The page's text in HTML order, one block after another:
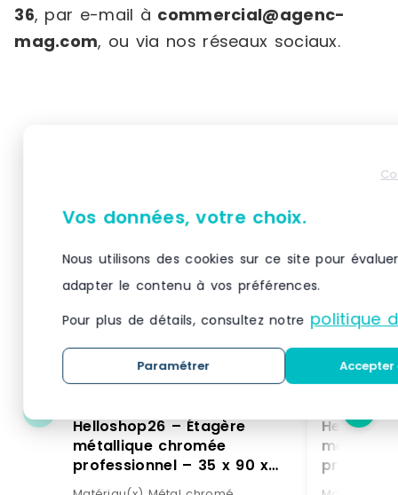
36, par e-mail à commercial@agenc-
mag.com, ou via nos réseaux sociaux.
Helloshop26 – Étagère
métallique chromée
professionnel – 35 x 90 x
137 cm – 120 kg 14_0001534
137 cm –
Vos données, votre choix.
Nous utilisons des cookies sur ce site pour
adapter le contenu à vos préférences.
Pour plus de détails, consultez notre politique
Paramétrer